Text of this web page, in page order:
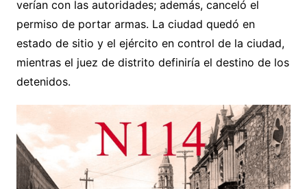
verían con las autoridades; además, canceló el
permiso de portar armas. La ciudad quedó en
estado de sitio y el ejército en control de la ciudad,
mientras el juez de distrito definiría el destino de los
detenidos.